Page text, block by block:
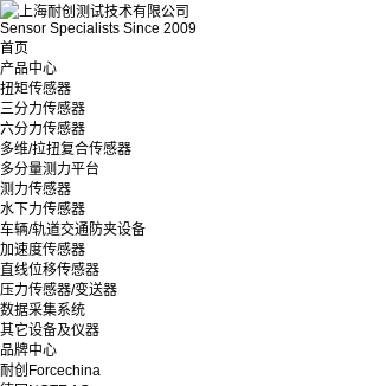
Sensor Specialists Since 2009
首页
产品中心
扭矩传感器
三分力传感器
六分力传感器
多维/拉扭复合传感器
多分量测力平台
测力传感器
水下力传感器
车辆/轨道交通防夹设备
加速度传感器
直线位移传感器
压力传感器/变送器
数据采集系统
其它设备及仪器
品牌中心
耐创Forcechina